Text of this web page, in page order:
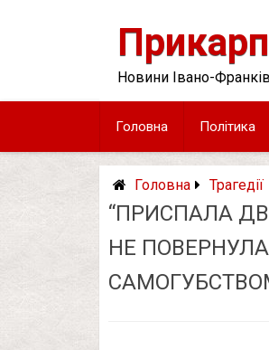
Новини Івано-
Головна Політика
Головна Трагедії
“ПРИСПАЛА
НЕ